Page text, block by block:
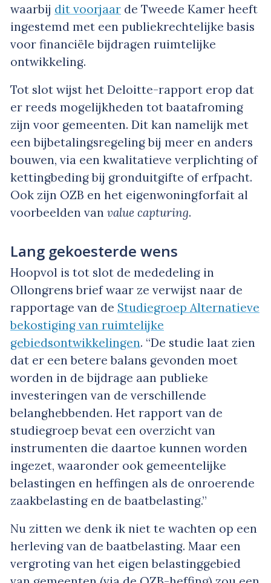
waarbij dit voorjaar de Tweede Kamer heeft
ingestemd met een publiekrechtelijke basis
voor financiële bijdragen ruimtelijke
ontwikkeling.
Tot slot wijst het Deloitte-rapport erop dat
er reeds mogelijkheden tot baatafroming
zijn voor gemeenten. Dit kan namelijk met
een bijbetalingsregeling bij meer en anders
bouwen, via een kwalitatieve verplichting of
kettingbeding bij gronduitgifte of erfpacht.
Ook zijn OZB en het eigenwoningforfait al
voorbeelden van value capturing.
Lang gekoesterde wens
Hoopvol is tot slot de mededeling in
Ollongrens brief waar ze verwijst naar de
rapportage van de Studiegroep Alternatieve
bekostiging van ruimtelijke
gebiedsontwikkelingen. “De studie laat zien
dat er een betere balans gevonden moet
worden in de bijdrage aan publieke
investeringen van de verschillende
belanghebbenden. Het rapport van de
studiegroep bevat een overzicht van
instrumenten die daartoe kunnen worden
ingezet, waaronder ook gemeentelijke
belastingen en heffingen als de onroerende
zaakbelasting en de baatbelasting.”
Nu zitten we denk ik niet te wachten op een
herleving van de baatbelasting. Maar een
vergroting van het eigen belastinggebied